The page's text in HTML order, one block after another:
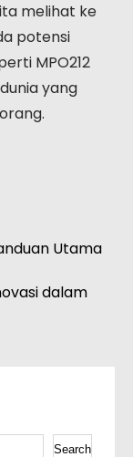
melihat ke
potensi
MPO212
yang
Utama
dalam
Search